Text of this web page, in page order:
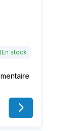
En stock